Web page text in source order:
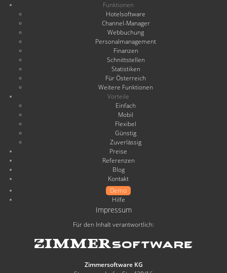
Funktionen
Hotelsoftware
Channel-Manager
Webbuchung
Personalmanagement
Finanzen
Schnittstellen
Statistiken
Für Österreich
Weitere Funktionen
Vorteile
Einfach
Mobil
Flexibel
Günstig
Zuverlässig
Preise
Referenzen
Blog
Kontakt
Demo
Hilfe
Impressum
Für den Inhalt verantwortlich:
Zimmersoftware KG